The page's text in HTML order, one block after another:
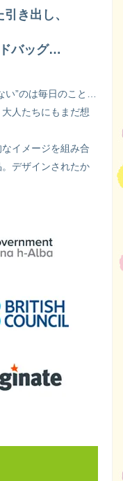
き出し、
バッグ…
い”のは毎日のこと…
人たちにもまだ想
イメージを組み合
デザインされたか